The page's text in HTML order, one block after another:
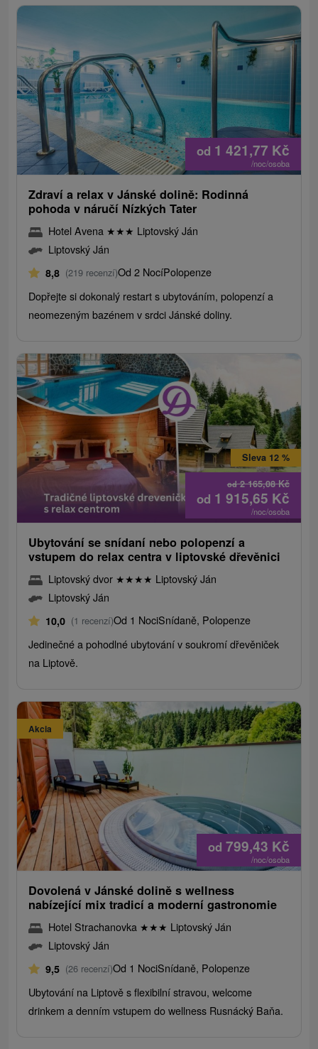
od 1 421,77 Kč
/noc/osoba
Zdraví a relax v Jánské dolině: Rodinná
pohoda v náručí Nízkých Tater
Hotel Avena ★★★ Liptovský Ján
Liptovský Ján
8,8 (219 recenzí)Od 2 NocíPolopenze
Dopřejte si dokonalý restart s ubytováním, polopenzí a
neomezeným bazénem v srdci Jánské doliny.
od2 165,08Kč
Sleva 12 %
od 1 915,65 Kč
/noc/osoba
Ubytování se snídaní nebo polopenzí a
vstupem do relax centra v liptovské dřevěnici
Liptovský dvor ★★★★ Liptovský Ján
Liptovský Ján
10,0 (1 recenzí)Od 1 NociSnídaně, Polopenze
Jedinečné a pohodlné ubytování v soukromí dřevěniček
na Liptově.
Akcia
od 799,43 Kč
/noc/osoba
Dovolená v Jánské dolině s wellness
nabízející mix tradicí a moderní gastronomie
Hotel Strachanovka ★★★ Liptovský Ján
Liptovský Ján
9,5 (26 recenzí)Od 1 NociSnídaně, Polopenze
Ubytování na Liptově s flexibilní stravou, welcome
drinkem a denním vstupem do wellness Rusnácký Baňa.